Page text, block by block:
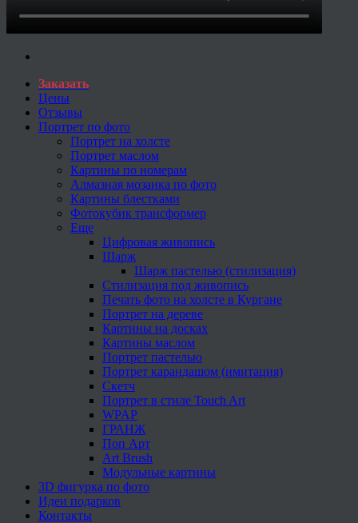
Заказать
Цены
Отзывы
Портрет по фото
Портрет на холсте
Портрет маслом
Картины по номерам
Алмазная мозаика по фото
Картины блестками
Фотокубик трансформер
Еще
Цифровая живопись
Шарж
Шарж пастелью (стилизация)
Стилизация под живопись
Печать фото на холсте в Кургане
Портрет на дереве
Картины на досках
Картины маслом
Портрет пастелью
Портрет карандашом (имитация)
Скетч
Портрет в стиле Touch Art
WPAP
ГРАНЖ
Поп Арт
Art Brush
Модульные картины
3D фигурка по фото
Идеи подарков
Контакты